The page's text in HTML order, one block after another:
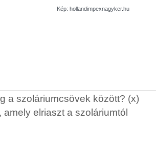
Kép: hollandimpexnagyker.hu
a szoláriumcsövek között? (x)
amely elriaszt a szoláriumtól